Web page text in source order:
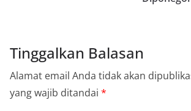
Tinggalkan Balasan
Alamat email Anda tidak akan
yang wajib ditandai *